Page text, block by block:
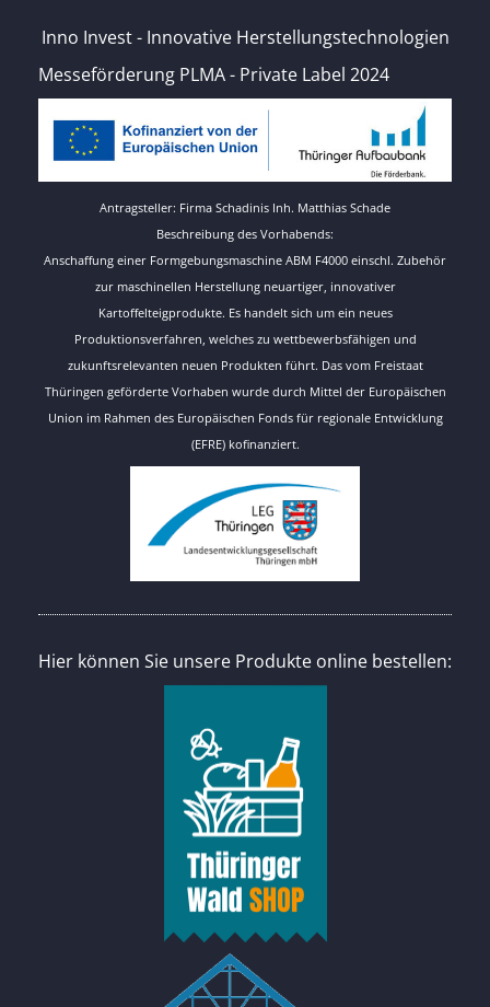
Inno Invest - Innovative Herstellungstechnologien
Messeförderung PLMA - Private Label 2024
Antragsteller: Firma Schadinis Inh. Matthias Schade
Beschreibung des Vorhabends:
Anschaffung einer Formgebungsmaschine ABM F4000 einschl. Zubehör
zur maschinellen Herstellung neuartiger, innovativer
Kartoffelteigprodukte. Es handelt sich um ein neues
Produktionsverfahren, welches zu wettbewerbsfähigen und
zukunftsrelevanten neuen Produkten führt. Das vom Freistaat
Thüringen geförderte Vorhaben wurde durch Mittel der Europäischen
Union im Rahmen des Europäischen Fonds für regionale Entwicklung
(EFRE) kofinanziert.
Hier können Sie unsere Produkte online bestellen: